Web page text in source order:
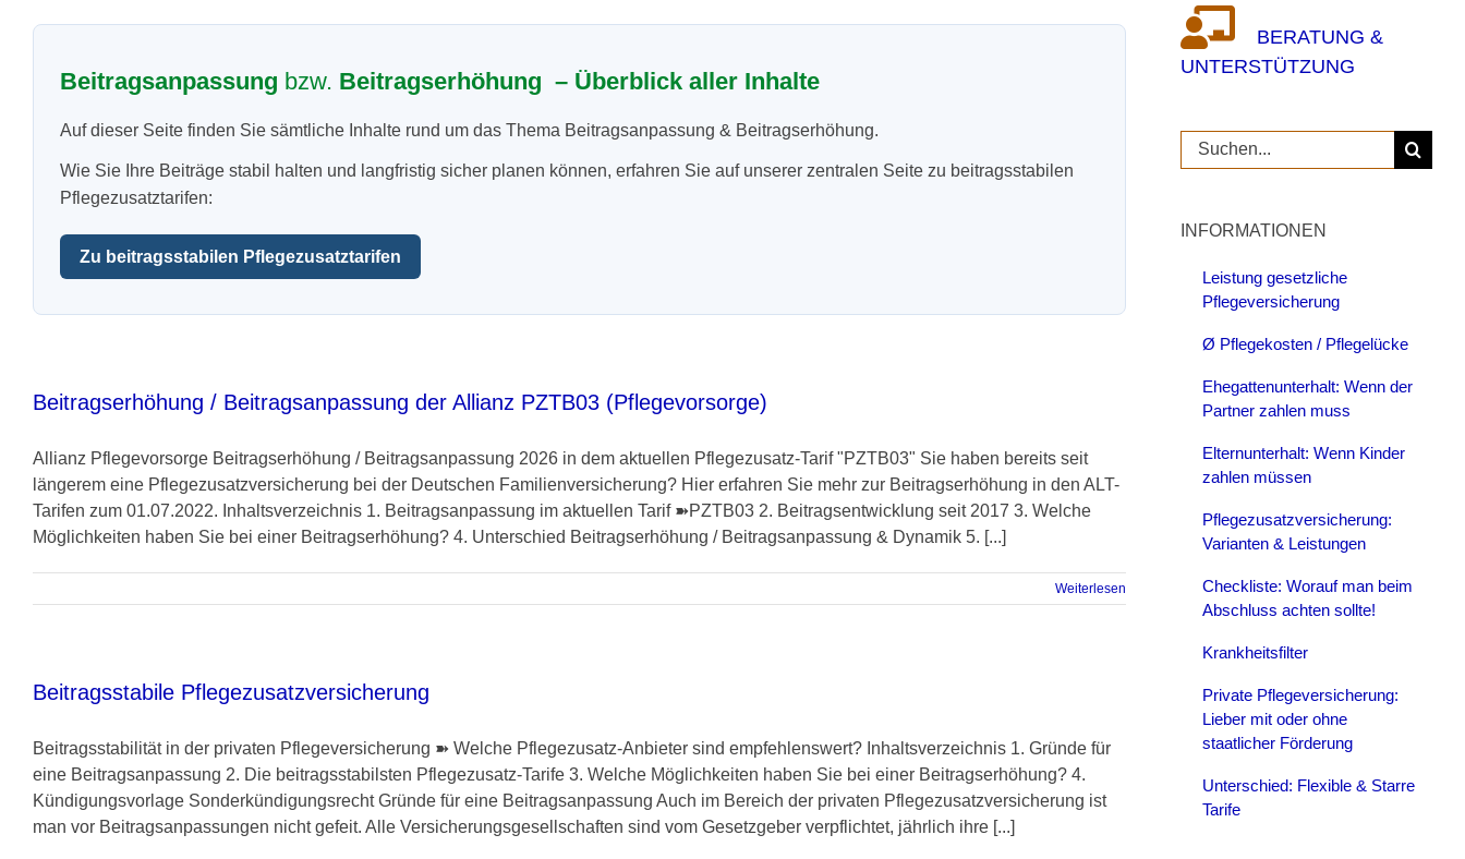
Beitragsanpassung bzw. Beitragserhöhung – Überblick aller Inhalte
Auf dieser Seite finden Sie sämtliche Inhalte rund um das Thema Beitragsanpassung & Beitragserhöhung.
Wie Sie Ihre Beiträge stabil halten und langfristig sicher planen können, erfahren Sie auf unserer zentralen Seite zu beitragsstabilen
Pflegezusatztarifen:
Zu beitragsstabilen Pflegezusatztarifen
Beitragserhöhung / Beitragsanpassung der Allianz PZTB03 (Pflegevorsorge)
Allianz Pflegevorsorge Beitragserhöhung / Beitragsanpassung 2026 in dem aktuellen Pflegezusatz-Tarif "PZTB03" Sie haben bereits seit
längerem eine Pflegezusatzversicherung bei der Deutschen Familienversicherung? Hier erfahren Sie mehr zur Beitragserhöhung in den ALT-
Tarifen zum 01.07.2022. Inhaltsverzeichnis 1. Beitragsanpassung im aktuellen Tarif ➽PZTB03 2. Beitragsentwicklung seit 2017 3. Welche
Möglichkeiten haben Sie bei einer Beitragserhöhung? 4. Unterschied Beitragserhöhung / Beitragsanpassung & Dynamik 5. [...]
Weiterlesen
Beitragsstabile Pflegezusatzversicherung
Beitragsstabilität in der privaten Pflegeversicherung ➽ Welche Pflegezusatz-Anbieter sind empfehlenswert? Inhaltsverzeichnis 1. Gründe für
eine Beitragsanpassung 2. Die beitragsstabilsten Pflegezusatz-Tarife 3. Welche Möglichkeiten haben Sie bei einer Beitragserhöhung? 4.
Kündigungsvorlage Sonderkündigungsrecht Gründe für eine Beitragsanpassung Auch im Bereich der privaten Pflegezusatzversicherung ist
man vor Beitragsanpassungen nicht gefeit. Alle Versicherungsgesellschaften sind vom Gesetzgeber verpflichtet, jährlich ihre [...]
BERATUNG &
UNTERSTÜTZUNG
Suche
nach:
INFORMATIONEN
Leistung gesetzliche
Pflegeversicherung
Ø Pflegekosten / Pflegelücke
Ehegattenunterhalt: Wenn der
Partner zahlen muss
Elternunterhalt: Wenn Kinder
zahlen müssen
Pflegezusatzversicherung:
Varianten & Leistungen
Checkliste: Worauf man beim
Abschluss achten sollte!
Krankheitsfilter
Private Pflegeversicherung:
Lieber mit oder ohne
staatlicher Förderung
Unterschied: Flexible & Starre
Tarife